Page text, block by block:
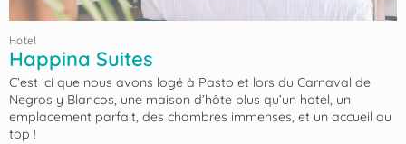
Hotel
Happina Suites
C’est ici que nous avons logé à Pasto et lors du Carnaval de
Negros y Blancos, une maison d’hôte plus qu’un hotel, un
emplacement parfait, des chambres immenses, et un accueil au
top !